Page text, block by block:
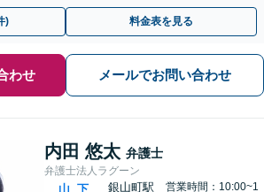
) 料金表を見る
わせ メールでお問い合わせ
内田 悠太 弁護士
弁護士法人ラグーン
山
下
銀山町駅
営業時間：10:00~1